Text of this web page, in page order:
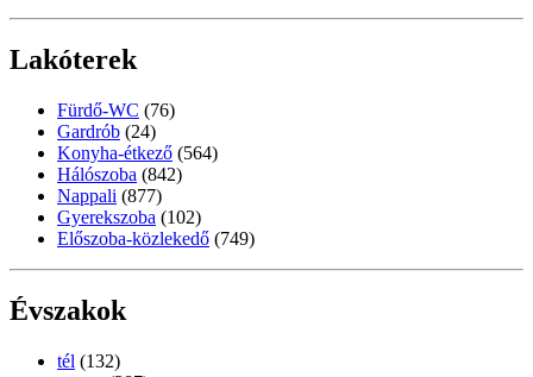
Lakóterek
Fürdő-WC (76)
Gardrób (24)
Konyha-étkező (564)
Hálószoba (842)
Nappali (877)
Gyerekszoba (102)
Előszoba-közlekedő (749)
Évszakok
tél (132)